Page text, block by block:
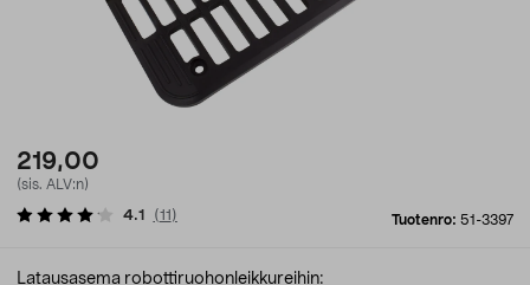
219,00
(sis. ALV:n)
Tuotenro: 51-3397
4.1 (11 )
Latausasema robottiruohonleikkureihin: